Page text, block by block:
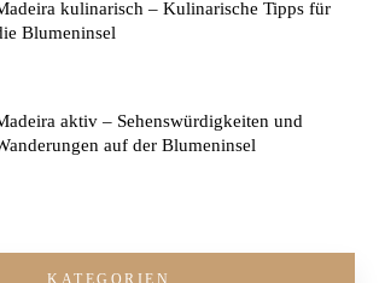
kulinarisch – Kulinarische Tipps für
Blumeninsel
aktiv – Sehenswürdigkeiten und
auf der Blumeninsel
KATEGORIEN